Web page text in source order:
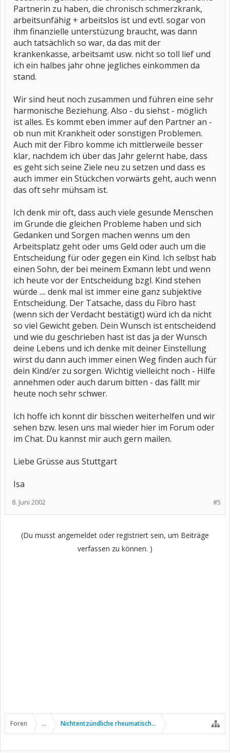
Partnerin zu haben, die chronisch schmerzkrank,
arbeitsunfähig + arbeitslos ist und evtl. sogar von
ihm finanzielle unterstüzung braucht, was dann
auch tatsächlich so war, da das mit der
krankenkasse, arbeitsamt usw. nicht so toll lief und
ich ein halbes jahr ohne jegliches einkommen da
stand.
Wir sind heut noch zusammen und führen eine sehr
harmonische Beziehung. Also - du siehst - möglich
ist alles. Es kommt eben immer auf den Partner an -
ob nun mit Krankheit oder sonstigen Problemen.
Auch mit der Fibro komme ich mittlerweile besser
klar, nachdem ich über das Jahr gelernt habe, dass
es geht sich seine Ziele neu zu setzen und dass es
auch immer ein Stückchen vorwärts geht, auch wenn
das oft sehr mühsam ist.
Ich denk mir oft, dass auch viele gesunde Menschen
im Grunde die gleichen Probleme haben und sich
Gedanken und Sorgen machen wenns um den
Arbeitsplatz geht oder ums Geld oder auch um die
Entscheidung für oder gegen ein Kind. Ich selbst hab
einen Sohn, der bei meinem Exmann lebt und wenn
ich heute vor der Entscheidung bzgl. Kind stehen
würde .... denk mal ist immer eine ganz subjektive
Entscheidung. Der Tatsache, dass du Fibro hast
(wenn sich der Verdacht bestätigt) würd ich da nicht
so viel Gewicht geben. Dein Wunsch ist entscheidend
und wie du geschrieben hast ist das ja der Wunsch
deine Lebens und ich denke mit deiner Einstellung
wirst du dann auch immer einen Weg finden auch für
dein Kind/er zu sorgen. Wichtig vielleicht noch - Hilfe
annehmen oder auch darum bitten - das fällt mir
heute noch sehr schwer.
Ich hoffe ich konnt dir bisschen weiterhelfen und wir
sehen bzw. lesen uns mal wieder hier im Forum oder
im Chat. Du kannst mir auch gern mailen.
Liebe Grüsse aus Stuttgart
Isa
#5
8. Juni 2002
(Du musst angemeldet oder registriert sein, um Beiträge
verfassen zu können. )
Foren ... Nichtentzündliche rheumatische Erkrankungen